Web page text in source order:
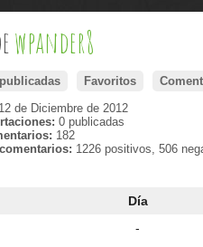
wpander8
Favoritos
de Diciembre de 2012
0 publicadas
182
1226 positivos, 506
Día
-